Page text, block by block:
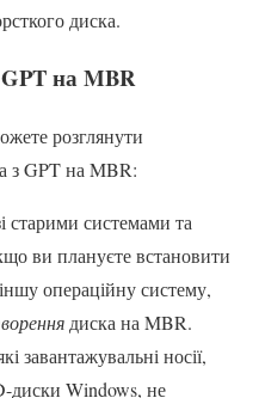
диска.
на MBR
розглянути
з GPT на MBR:
старими системами та
ви плануєте встановити
операційну систему,
диска на MBR.
завантажувальні носії,
диски Windows, не